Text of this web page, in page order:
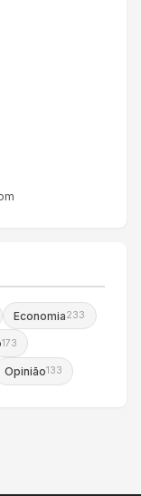
Economia233
173
Opinião133